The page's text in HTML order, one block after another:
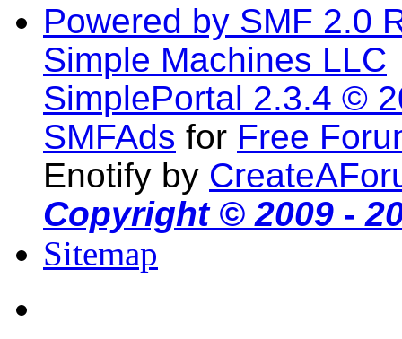
Powered by SMF 2.0
Simple Machines LLC
SimplePortal 2.3.4 ©
SMFAds for Free
Enotify by
Copyright © 2009 -
Sitemap